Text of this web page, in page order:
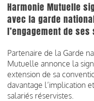
Harmonie Mutuelle
avec la garde
l’engagement de
Partenaire de la Garde
Mutuelle annonce la
extension de sa
davantage l’implication
salariés réservistes.